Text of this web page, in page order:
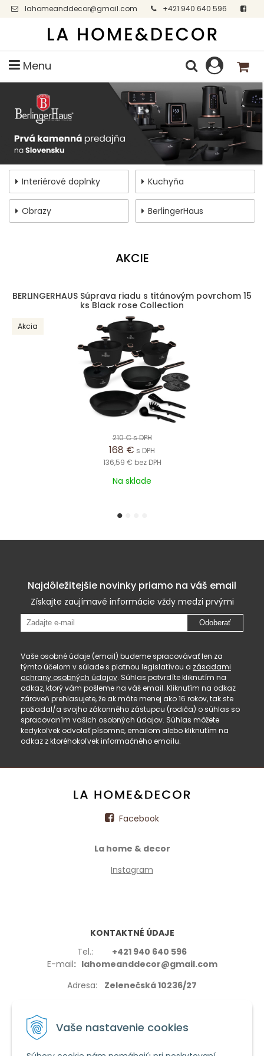
Vaše nastavenie cookies
lahomeanddecor@gmail.com
+421 940 640 596
Facebook
Menu
Interiérové doplnky Kuchyňa
Obrazy BerlingerHaus
AKCIE
BERLINGERHAUS Súprava riadu s titánovým povrchom 15
ks Black rose Collection
Akcia
210 €s DPH
168 € s DPH
136,59 € bez DPH
Na sklade
1
Najdôležitejšie novinky priamo na váš email
Získajte zaujímavé informácie vždy medzi prvými
Odoberať
Vaše osobné údaje (email) budeme spracovávať len za
týmto účelom v súlade s platnou legislatívou a zásadami
ochrany osobných údajov. Súhlas potvrdíte kliknutím na
odkaz, ktorý vám pošleme na váš email. Kliknutím na odkaz
zároveň prehlasujete, že ak máte menej ako 16 rokov, tak ste
požiadal/a svojho zákonného zástupcu (rodiča) o súhlas so
spracovaním vašich osobných údajov. Súhlas môžete
kedykoľvek odvolať písomne, emailom alebo kliknutím na
odkaz z ktoréhokoľvek informačného emailu.
Facebook
La home & decor
Instagram
KONTAKTNÉ ÚDAJE
Tel.: +421 940 640 596
E-mail: lahomeanddecor@gmail.com
Adresa: Zelenečská 10236/27